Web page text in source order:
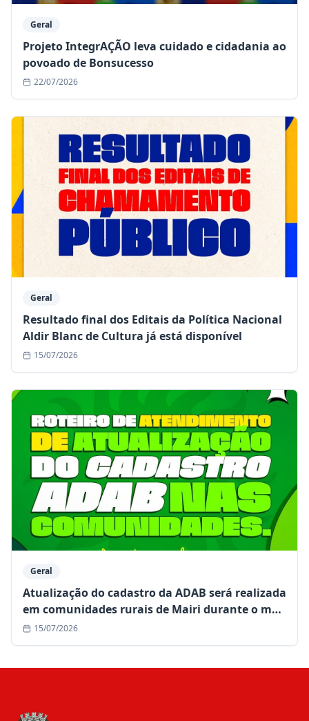
Geral
Projeto IntegrAÇÃO leva cuidado e cidadania ao
povoado de Bonsucesso
22/07/2026
Geral
Resultado final dos Editais da Política Nacional
Aldir Blanc de Cultura já está disponível
15/07/2026
Geral
Atualização do cadastro da ADAB será realizada
em comunidades rurais de Mairi durante o mês
de julho
15/07/2026